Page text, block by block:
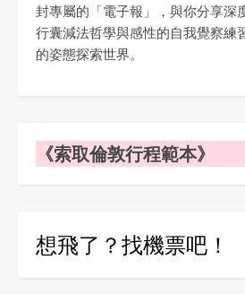
封專屬的「電子報」，與你分享深
行囊減法哲學與感性的自我覺察練
的姿態探索世界。
《索取倫敦行程範本》
想飛了？找機票吧！